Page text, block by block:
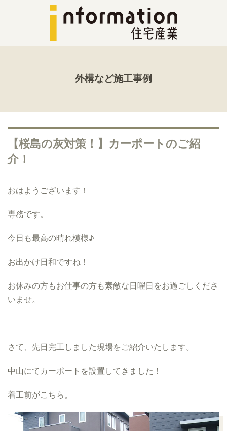
外構など施工事例
【桜島の灰対策！】カーポートのご紹
介！
おはようございます！
専務です。
今日も最高の晴れ模様♪
お出かけ日和ですね！
お休みの方もお仕事の方も素敵な日曜日をお過ごしくださ
いませ。
さて 、先日完工しました現場をご紹介いたします。
中山にてカーポートを設置してきました！
着工前がこちら。